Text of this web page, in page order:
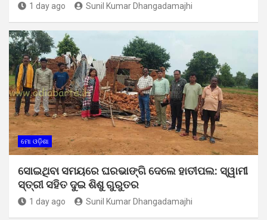
1 day ago Sunil Kumar Dhangadamajhi
ମୋ ଓଡ଼ିଶା
ସୋଇଥିବା ସମୟରେ ଘରଭାଙ୍ଗି ଦେଲେ ହାତୀପଲ: ସ୍ୱାମୀ
ସ୍ତ୍ରୀ ସହିତ ଦୁଇ ଶିଶୁ ଗୁରୁତର
1 day ago Sunil Kumar Dhangadamajhi